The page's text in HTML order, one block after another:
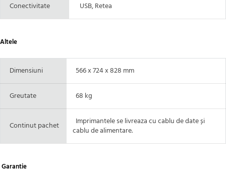
Conectivitate USB, Retea
Altele
Dimensiuni 566 x 724 x 828 mm
Greutate 68 kg
Continut pachet
Imprimantele se livreaza cu cablu de date și
cablu de alimentare.
Garantie